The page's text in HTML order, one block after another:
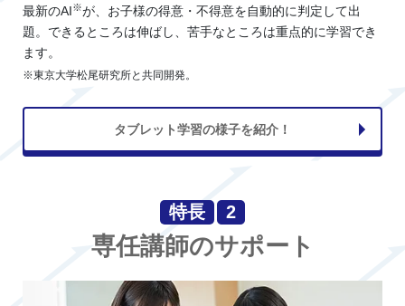
最新のAI※が、お子様の得意・不得意を自動的に判定して出
題。できるところは伸ばし、苦手なところは重点的に学習でき
ます。
※東京大学松尾研究所と共同開発。
タブレット学習の様子を紹介！
特長 2
専任講師のサポート